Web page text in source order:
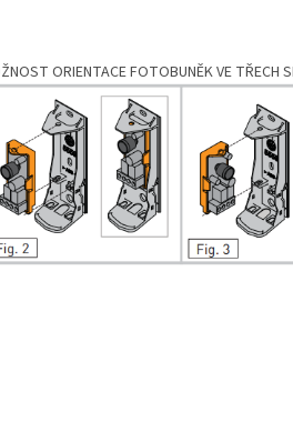
ORIENTACE FOTOBUNĚK VE TŘECH